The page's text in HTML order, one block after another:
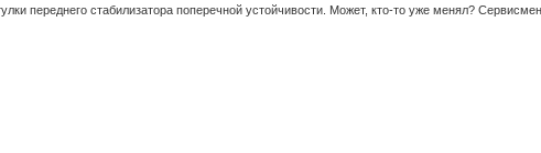
переднего стабилизатора поперечной устойчивости. Может, кто-то уже менял?